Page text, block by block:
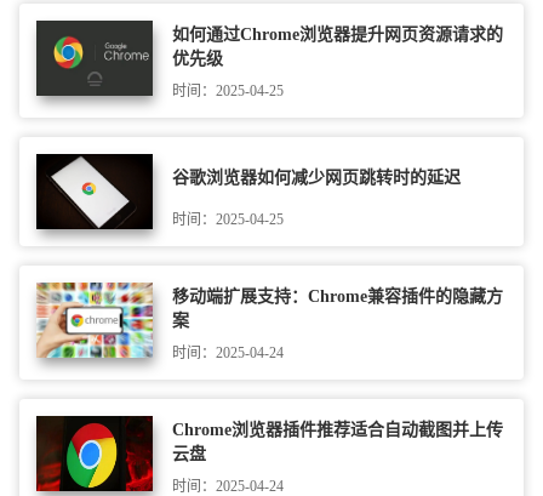
如何通过Chrome浏览器提升网页资源请求的
优先级
时间：2025-04-25
谷歌浏览器如何减少网页跳转时的延迟
时间：2025-04-25
移动端扩展支持：Chrome兼容插件的隐藏方
案
时间：2025-04-24
Chrome浏览器插件推荐适合自动截图并上传
云盘
时间：2025-04-24